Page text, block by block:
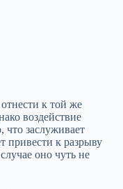
к той же
воздействие
что заслуживает
привести к разрыву
оно чуть не